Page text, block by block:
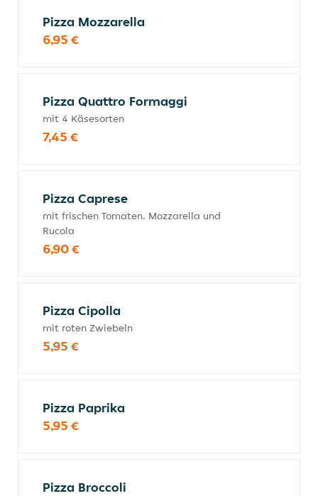
Pizza Mozzarella
6,95 €
Pizza Quattro Formaggi
mit 4 Käsesorten
7,45 €
Pizza Caprese
mit frischen Tomaten, Mozzarella und
Rucola
6,90 €
Pizza Cipolla
mit roten Zwiebeln
5,95 €
Pizza Paprika
5,95 €
Pizza Broccoli